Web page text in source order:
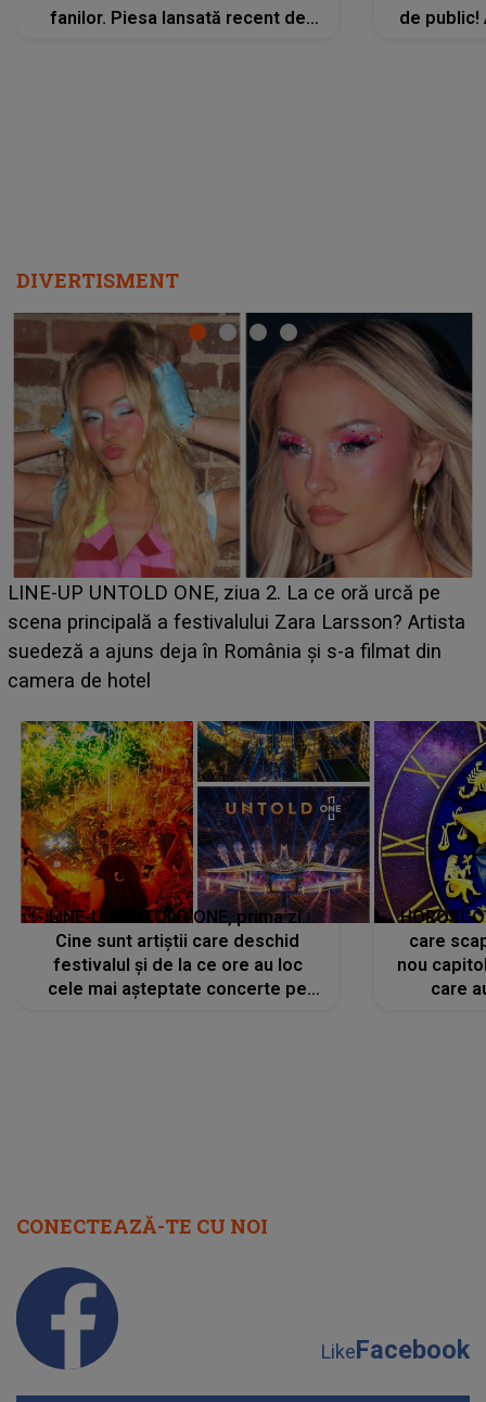
fanilor. Piesa lansată recent de
de public!
DIVERTISMENT
Ce a dezvăluit noua concurentă din "Casa Iubirii" l-a
luat prin surprindere pe Emanuel. CINE ESTE
BĂIATUL VIZAT de Alexandra?! Aflându-se în fața
faptului împlinit, A RECUNOSCUT IMEDIAT: "Am
LINE-UP UNTOLD ONE, prima zi.
Cine sunt artiștii care deschid
festivalul și de la ce ore au loc
cele mai așteptate concerte pe
care
nou
care
CONECTEAZĂ-TE CU NOI
LikeFacebook